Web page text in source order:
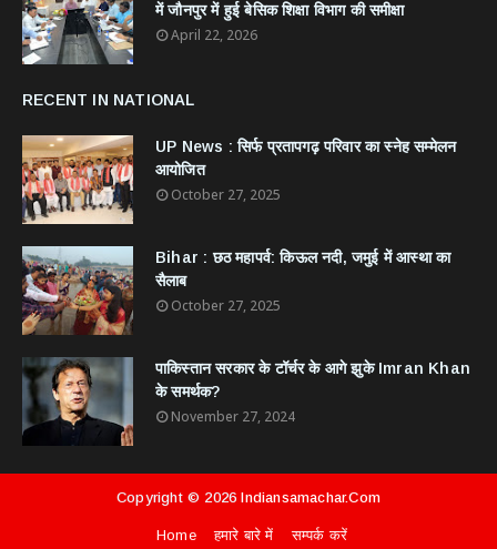
में जौनपुर में हुई बेसिक शिक्षा विभाग की समीक्षा
April 22, 2026
RECENT IN NATIONAL
UP News : सिर्फ प्रतापगढ़ परिवार का स्नेह सम्मेलन
आयोजित
October 27, 2025
Bihar : छठ महापर्व: किऊल नदी, जमुई में आस्था का
सैलाब
October 27, 2025
​पाकिस्तान सरकार के टॉर्चर के आगे झुके Imran Khan
के समर्थक?
November 27, 2024
Copyright © 2026Indiansamachar.com
Home हमारे बारे में सम्पर्क करें